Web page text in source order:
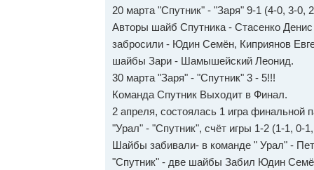
20 марта "Спутник" - "Заря" 9-1 (4-0, 3-0,
Авторы шайб Спутника - Стасенко
забросили - Юдин Семён, Киприянов
шайбы Зари - Шамышейский Леонид.
30 марта "Заря" - "Спутник" 3 - 5!!!
Команда Спутник Выходит в Финал.
2 апреля, состоялась 1 игра финальной
"Урал" - "Спутник", счёт игры 1-2 (1-1, 0-
Шайбы забивали- в команде " Урал" -
"Спутник" - две шайбы Забил Юдин